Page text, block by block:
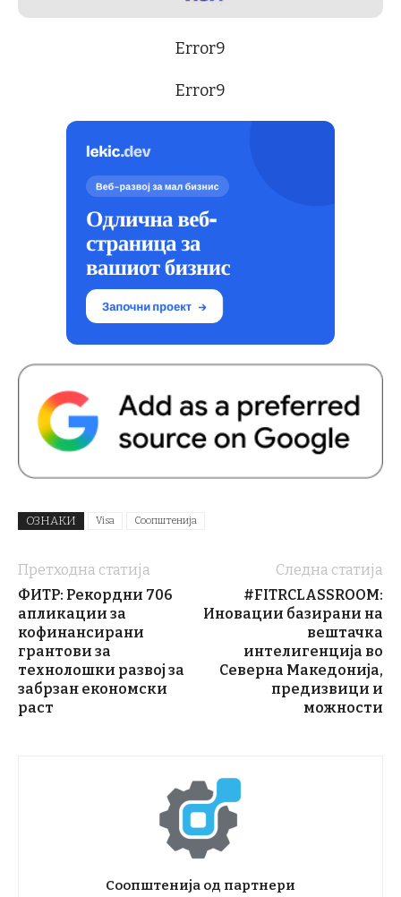
Error9
Error9
ОЗНАКИ Visa Соопштенија
Претходна статија
ФИТР: Рекордни 706
апликации за
кофинансирани
грантови за
технолошки развој за
забрзан економски
раст
Следна статија
#FITRCLASSROOM:
Иновации базирани на
вештачка
интелигенција во
Северна Македонија,
предизвици и
можности
Соопштенија од партнери